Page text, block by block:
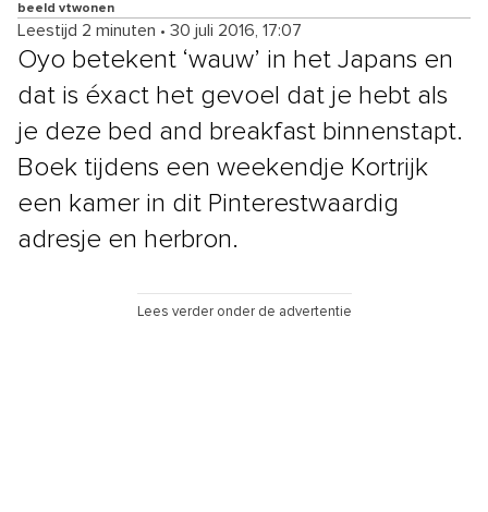
beeld vtwonen
Leestijd 2 minuten • 30 juli 2016, 17:07
Oyo betekent ‘wauw’ in het Japans en
dat is éxact het gevoel dat je hebt als
je deze bed and breakfast binnenstapt.
Boek tijdens een weekendje Kortrijk
een kamer in dit Pinterestwaardig
adresje en herbron.
Lees verder onder de advertentie